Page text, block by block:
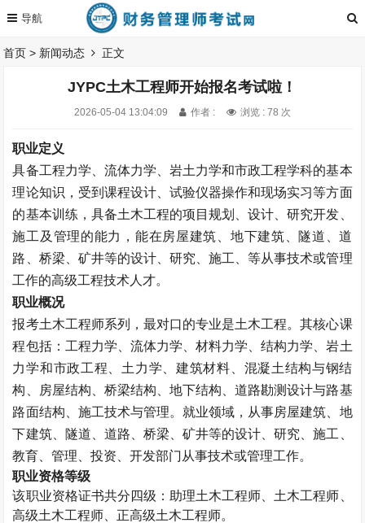
首页 > 新闻动态 正文
JYPC土木工程师开始报名考试啦！
2026-05-04 13:04:09 作者 : 浏览 : 78 次
职业定义
具备工程力学、流体力学、岩土力学和市政工程学科的基本
理论知识，受到课程设计、试验仪器操作和现场实习等方面
的基本训练，具备土木工程的项目规划、设计、研究开发、
施工及管理的能力，能在房屋建筑、地下建筑、隧道、道
路、桥梁、矿井等的设计、研究、施工、等从事技术或管理
工作的高级工程技术人才。
职业概况
报考土木工程师系列，最对口的专业是土木工程。其核心课
程包括：工程力学、流体力学、材料力学、结构力学、岩土
力学和市政工程、土力学、建筑材料、混凝土结构与钢结
构、房屋结构、桥梁结构、地下结构、道路勘测设计与路基
路面结构、施工技术与管理。就业领域，从事房屋建筑、地
下建筑、隧道、道路、桥梁、矿井等的设计、研究、施工、
教育、管理、投资、开发部门从事技术或管理工作。
职业资格等级
该职业资格证书共分四级：助理土木工程师 土木工程师
高级土木工程师 、正高级土木工程师。